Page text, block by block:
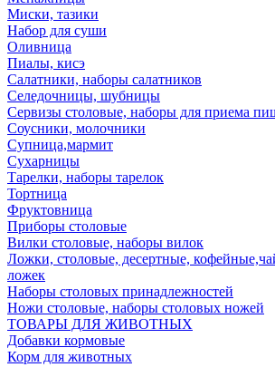
Миски, тазики
Набор для суши
Оливница
Пиалы, кисэ
Салатники, наборы салатников
Селедочницы, шубницы
Сервизы столовые, наборы для приема
Соусники, молочники
Супница,мармит
Сухарницы
Тарелки, наборы тарелок
Тортница
Фруктовница
Приборы столовые
Вилки столовые, наборы вилок
Ложки, столовые, десертные,
ложек
Наборы столовых принадлежностей
Ножи столовые, наборы столовых ножей
ТОВАРЫ ДЛЯ ЖИВОТНЫХ
Добавки кормовые
Корм для животных